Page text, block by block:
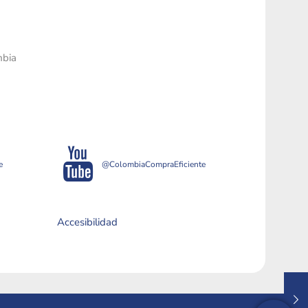
@ColombiaCompraEficiente
Accesibilidad